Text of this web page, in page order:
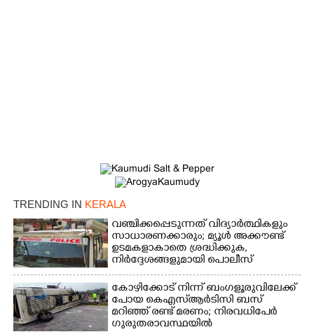
TRENDING IN KERALA
വഞ്ചിക്കപ്പെടുന്നത് വിദ്യാർത്ഥികളും
സാധാരണക്കാരും; മ്യൂൾ അക്കൗണ്ട്
ഉടമകളാകാതെ ശ്രദ്ധിക്കുക,
നിർദ്ദേശങ്ങളുമായി പൊലീസ്
കോഴിക്കോട് നിന്ന് ബംഗളൂരുവിലേക്ക്
പോയ കെഎസ്‌ആർടിസി ബസ്
മറിഞ്ഞ് രണ്ട് മരണം; നിരവധിപേർ
ഗുരുതരാവസ്ഥയിൽ